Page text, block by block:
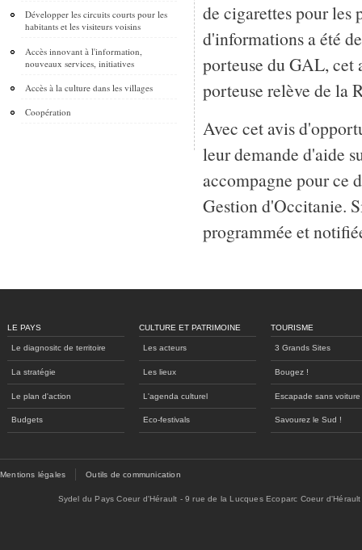
Développer les circuits courts pour les
habitants et les visiteurs voisins
Accès innovant à l'information,
nouveaux services, initiatives
Accès à la culture dans les villages
Coopération
de cigarettes pour les
d'informations a été
porteuse du GAL, cet
porteuse relève de la
Avec cet avis
leur demande d'aide
accompagne pour ce
Gestion d'Occitanie.
programmée et
LE PAYS
Le diagnositc de territoire
La stratégie
Le plan d'action
Budgets
CULTURE ET PATRIMOINE
Les acteurs
Les lieux
L'agenda culturel
Eco-festivals
TOURISME
3 Grands Sites
Bougez !
Escapade sans voiture
Savourez le Sud !
Mentions légales Outils de communication
Sydel du Pays Coeur d'Hérault - 9 rue de la Lucques Ecoparc Coeur